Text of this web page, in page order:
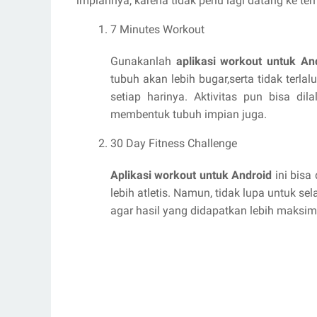
7 Minutes Workout
Gunakanlah aplikasi workout untuk
tubuh akan lebih bugar,serta tidak
setiap harinya. Aktivitas pun bisa
membentuk tubuh impian juga.
30 Day Fitness Challenge
Aplikasi workout untuk Android ini bisa
lebih atletis. Namun, tidak lupa untuk
agar hasil yang didapatkan lebih